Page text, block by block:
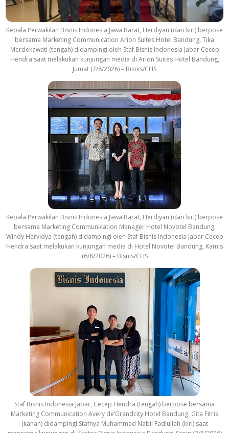
Kepala Perwakilan Bisnis Indonesia Jawa Barat, Herdiyan (dari kiri) berpose
bersama Marketing Communication Arion Suites Hotel Bandung, Tika
Merdekawati (tengah) didampingi oleh Staf Bisnis Indonesia Jabar Cecep
Hendra saat melakukan kunjungan media di Arion Suites Hotel Bandung,
Jumat (7/8/2026) – Bisnis/CHS
Kepala Perwakilan Bisnis Indonesia Jawa Barat, Herdiyan (dari kiri) berpose
bersama Marketing Communication Manager Hotel Novotel Bandung,
Windy Hervidya (tengah) didampingi oleh Staf Bisnis Indonesia Jabar Cecep
Hendra saat melakukan kunjungan media di Hotel Novotel Bandung, Kamis
(6/8/2026) – Bisnis/CHS
Staf Bisnis Indonesia Jabar, Cecep Hendra (tengah) berpose bersama
Marketing Communication Avery de’Grandcity Hotel Bandung, Gita Fitria
(kanan) didampingi Stafnya Muhammad Nabil Fadlullah (kiri) saat